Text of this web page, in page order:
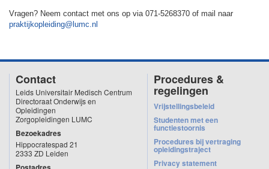
Vragen? Neem contact met ons op via 071-5268370 of mail naar
praktijkopleiding@lumc.nl
Contact
Leids Universitair Medisch Centrum
Directoraat Onderwijs en
Opleidingen
Zorgopleidingen LUMC
Bezoekadres
Hippocratespad 21
2333 ZD Leiden
Procedures &
regelingen
Vrijstellingsbeleid
Studenten met een
functiestoornis
Procedures bij vertraging
opleidingstraject
Privacy statement